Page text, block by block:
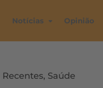
Notícias Opinião
Recentes, Saúde